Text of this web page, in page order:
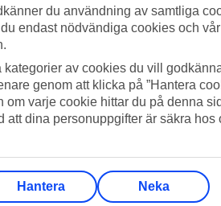
du användning av samtliga
endast nödvändiga cookies och
kategorier av cookies du vill
genom att klicka på ”Hantera
varje cookie hittar du på denna
att dina personuppgifter är säkra hos
Hantera Neka